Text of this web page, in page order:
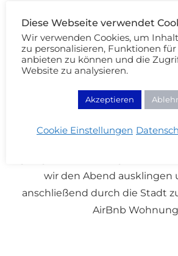
Kulinarische
Vinograf
Da an diesem Punkt nichts
unseren Magen passte, gingen
Die schnuckelige, kleine
wir den Abend ausklingen
anschließend durch die Stadt
AirBnb
Diese Webseite verwendet
Wir verwenden Cookies, um
zu personalisieren, Funktionen für
anbieten zu können und die
Website zu analysieren.
Akzeptieren
Cookie Einstellungen